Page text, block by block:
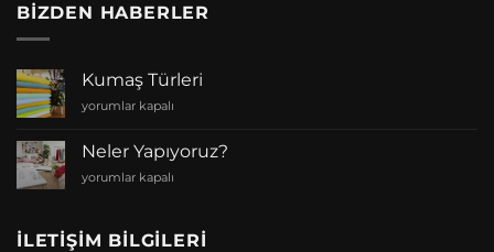
BIZDEN HABERLER
Kumaş Türleri
Kumaş
için
yorumlar kapalı
Neler Yapıyoruz?
Neler
yorumlar kapalı
İLETIŞIM BILGILERI